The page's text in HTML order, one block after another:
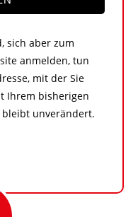
sich aber zum
anmelden, tun
mit der Sie
Ihrem bisherigen
bleibt unverändert.